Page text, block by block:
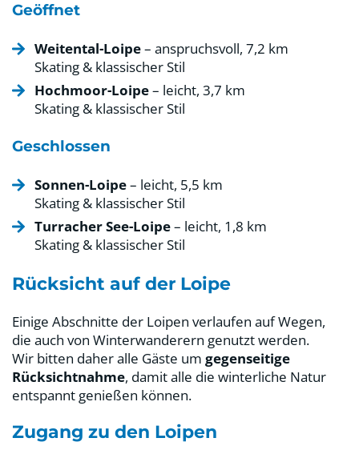
Geöffnet
Weitental-Loipe– anspruchsvoll, 7,2 km
Skating & klassischer Stil
Hochmoor-Loipe– leicht, 3,7 km
Skating & klassischer Stil
Geschlossen
Sonnen-Loipe– leicht, 5,5 km
Skating & klassischer Stil
Turracher See-Loipe– leicht, 1,8 km
Skating & klassischer Stil
Rücksicht auf der Loipe
Einige Abschnitte der Loipen verlaufen auf Wegen,
die auch von Winterwanderern genutzt werden.
Wir bitten daher alle Gäste um gegenseitige
Rücksichtnahme, damit alle die winterliche Natur
entspannt genießen können.
Zugang zu den Loipen